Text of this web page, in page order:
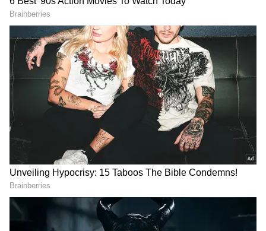
2
சரவணன் மீனாட்சி - சீரியலில் இவர்கள்
இவருக்குமான கெமிஸ்ட்ரி வேற